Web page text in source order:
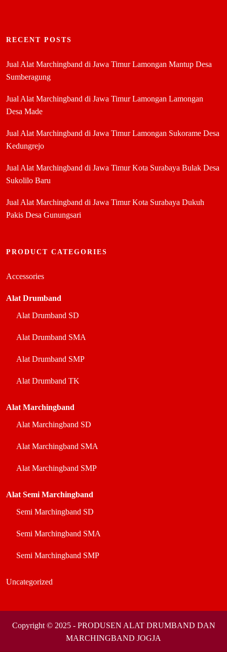
RECENT POSTS
Jual Alat Marchingband di Jawa Timur Lamongan Mantup Desa
Sumberagung
Jual Alat Marchingband di Jawa Timur Lamongan Lamongan
Desa Made
Jual Alat Marchingband di Jawa Timur Lamongan Sukorame Desa
Kedungrejo
Jual Alat Marchingband di Jawa Timur Kota Surabaya Bulak Desa
Sukolilo Baru
Jual Alat Marchingband di Jawa Timur Kota Surabaya Dukuh
Pakis Desa Gunungsari
PRODUCT CATEGORIES
Accessories
Alat Drumband
Alat Drumband SD
Alat Drumband SMA
Alat Drumband SMP
Alat Drumband TK
Alat Marchingband
Alat Marchingband SD
Alat Marchingband SMA
Alat Marchingband SMP
Alat Semi Marchingband
Semi Marchingband SD
Semi Marchingband SMA
Semi Marchingband SMP
Uncategorized
Copyright © 2025 - PRODUSEN ALAT DRUMBAND DAN
MARCHINGBAND JOGJA